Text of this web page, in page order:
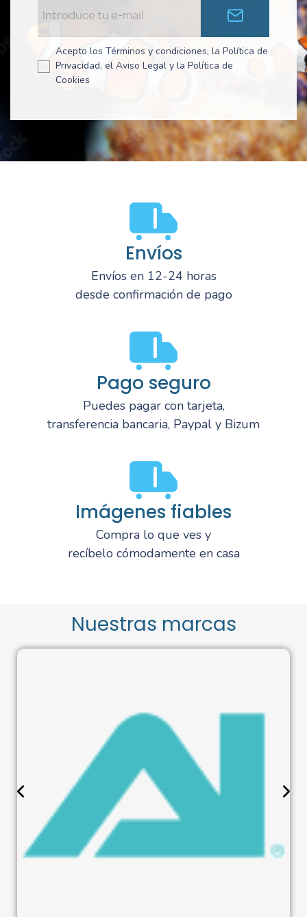
Acepto los Términos y condiciones, la Política de
Privacidad, el Aviso Legal y la Política de
Cookies
Envíos
Envíos en 12-24 horas
desde confirmación de pago
Pago seguro
Puedes pagar con tarjeta,
transferencia bancaria, Paypal y Bizum
Imágenes fiables
Compra lo que ves y
recíbelo cómodamente en casa
Nuestras marcas